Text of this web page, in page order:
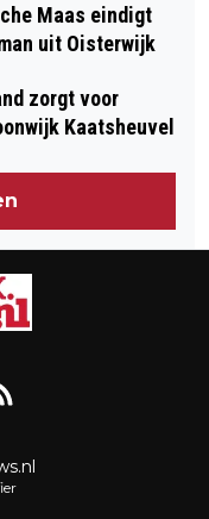
Maas eindigt
uit Oisterwijk
zorgt voor
Kaatsheuvel